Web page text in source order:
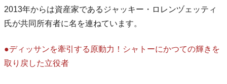
2013年からは資産家であるジャッキー・ロレンヅェッティ
氏が共同所有者に名を連ねています。
●ディッサンを牽引する原動力！シャトーにかつての輝きを
取り戻した立役者